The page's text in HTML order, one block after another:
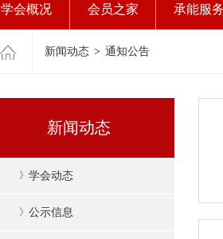
学会概况 会员之家 承能服
新闻动态 > 通知公告
新闻动态
》 学会动态
》 公示信息